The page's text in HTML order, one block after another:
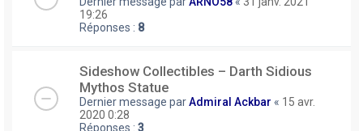
19:26
Réponses : 8
Sideshow Collectibles – Darth Sidious
Mythos Statue
Dernier message parAdmiral Ackbar « 15 avr.
2020 0:28
Réponses : 3